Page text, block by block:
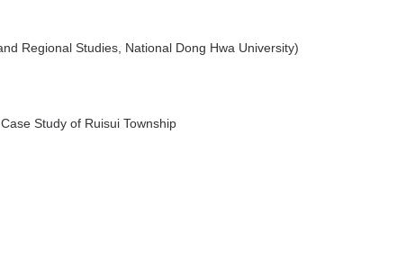
Regional Studies, National Dong Hwa University)
Study of Ruisui Township